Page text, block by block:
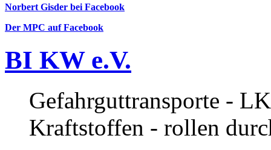
Norbert Gisder bei Facebook
Der MPC auf Facebook
BI KW e.V.
Gefahrguttransporte -
Kraftstoffen - rollen